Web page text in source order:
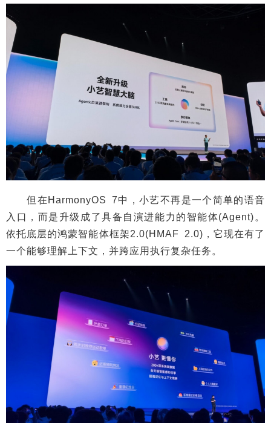
但在HarmonyOS 7中，小艺不再是一个简单的语音
入口，而是升级成了具备自演进能力的智能体(Agent)。
依托底层的鸿蒙智能体框架2.0(HMAF 2.0)，它现在有了
一个能够理解上下文，并跨应用执行复杂任务。